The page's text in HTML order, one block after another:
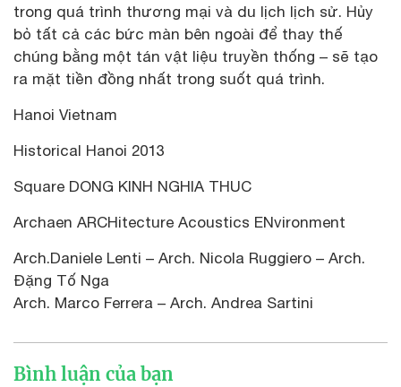
trong quá trình thương mại và du lịch lịch sử. Hủy
bỏ tất cả các bức màn bên ngoài để thay thế
chúng bằng một tán vật liệu truyền thống – sẽ tạo
ra mặt tiền đồng nhất trong suốt quá trình.
Hanoi Vietnam
Historical Hanoi 2013
Square DONG KINH NGHIA THUC
Archaen ARCHitecture Acoustics ENvironment
Arch.Daniele Lenti – Arch. Nicola Ruggiero – Arch.
Đặng Tố Nga
Arch. Marco Ferrera – Arch. Andrea Sartini
Bình luận của bạn